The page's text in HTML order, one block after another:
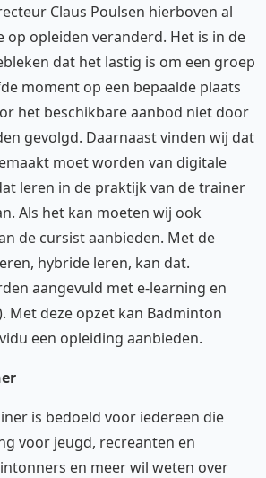
Claus Poulsen hierboven al
op opleiden veranderd. Het is in de
dat het lastig is om een groep
moment op een bepaalde plaats
het beschikbare aanbod niet door
gevolgd. Daarnaast vinden wij dat
moet worden van digitale
leren in de praktijk van de trainer
Als het kan moeten wij ook
de cursist aanbieden. Met de
hybride leren, kan dat.
aangevuld met e-learning en
Met deze opzet kan Badminton
een opleiding aanbieden.
is bedoeld voor iedereen die
voor jeugd, recreanten en
en meer wil weten over